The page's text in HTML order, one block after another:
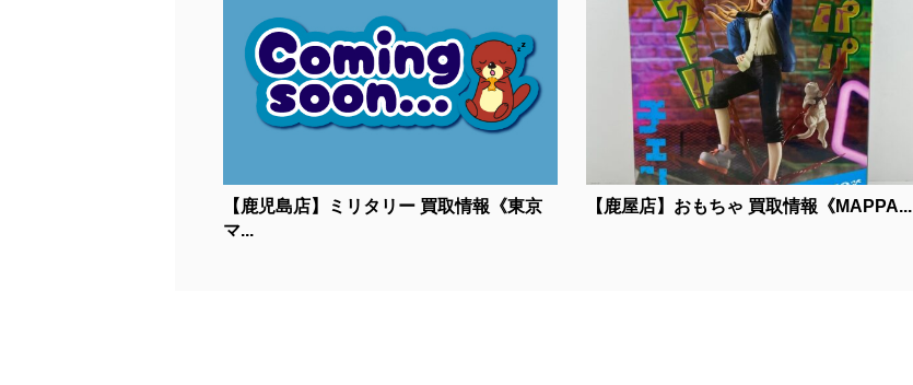
【鹿児島店】ミリタリー 買取情報《東京
マ...
【鹿屋店】おもちゃ 買取情報《MAPPA...